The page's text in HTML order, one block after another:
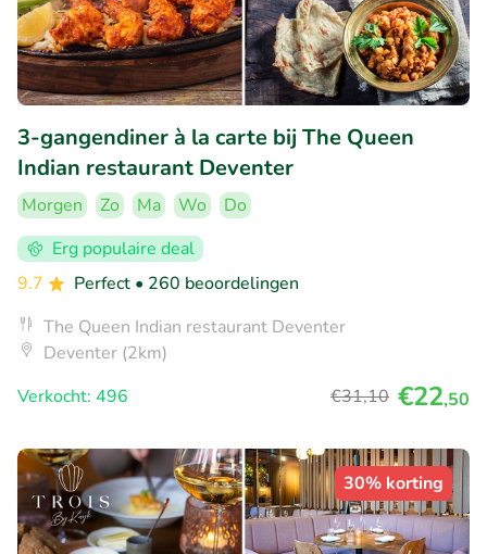
3-gangendiner à la carte bij The Queen
Indian restaurant Deventer
Morgen Zo Ma Wo
Do
Erg populaire deal
9.7
Perfect • 260 beoordelingen
The Queen Indian restaurant Deventer
Deventer (2km)
Verkocht: 496
€31,10 €22,50
30% korting